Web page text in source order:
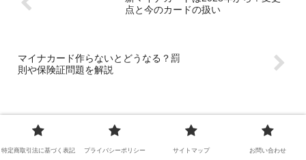
点と今のカードの扱い
マイナカード作らないとどうなる？罰
則や保険証問題を解説
特定商取引法に基づく表記 プライバシーポリシー サイトマップ お問い合わせ